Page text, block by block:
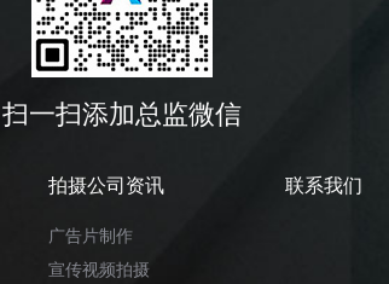
扫一扫添加总监微信
拍摄公司资讯
广告片制作
宣传视频拍摄
联系我们